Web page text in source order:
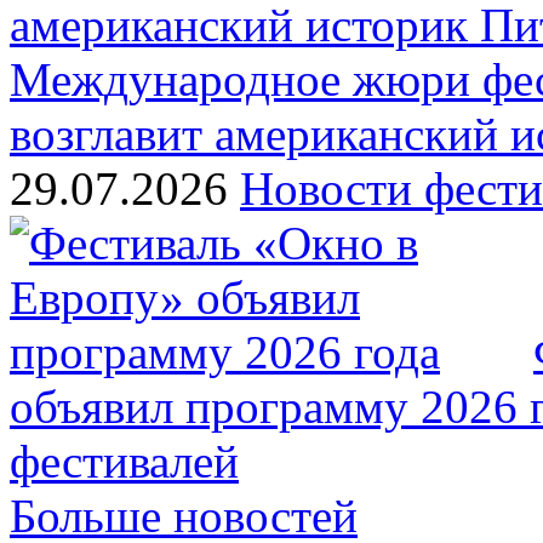
Международное жюри
возглавит американский
29.07.2026 Новости
объявил программу 2026
фестивалей
Больше новостей